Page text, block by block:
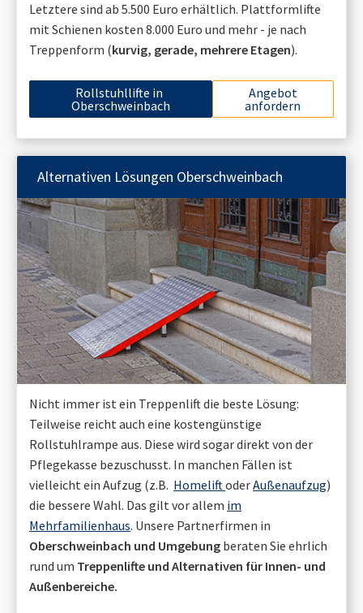
Letztere sind ab 5.500 Euro erhältlich. Plattformlifte
mit Schienen kosten 8.000 Euro und mehr - je nach
Treppenform (kurvig, gerade, mehrere Etagen).
Rollstuhllifte in
Oberschweinbach
Angebot
anfordern
Alternativen Lösungen Oberschweinbach
Nicht immer ist ein Treppenlift die beste Lösung:
Teilweise reicht auch eine kostengünstige
Rollstuhlrampe aus. Diese wird sogar direkt von der
Pflegekasse bezuschusst. In manchen Fällen ist
vielleicht ein Aufzug (z.B. HomeliftoderAußenaufzug)
die bessere Wahl. Das gilt vor allem im
Mehrfamilienhaus. Unsere Partnerfirmen in
Oberschweinbach und Umgebung beraten Sie ehrlich
rund um Treppenlifte und Alternativen für Innen- und
Außenbereiche.